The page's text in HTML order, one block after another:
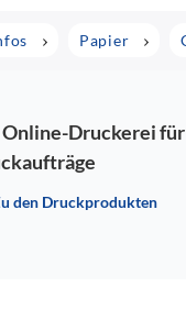
Papier
Druckerei
den Druckprodukten